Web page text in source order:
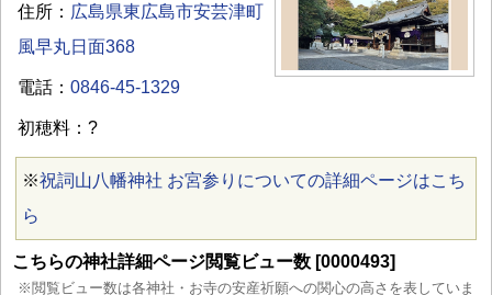
住所： 広島県東広島市安芸津町
風早丸日面368
電話： 0846-45-1329
初穂料：?
※祝詞山八幡神社 お宮参りについての詳細ページはこち
ら
こちらの神社詳細ページ閲覧ビュー数 [0000493]
※閲覧ビュー数は各神社・お寺の安産祈願への関心の高さを表していま